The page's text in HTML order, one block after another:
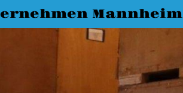
Mannheim